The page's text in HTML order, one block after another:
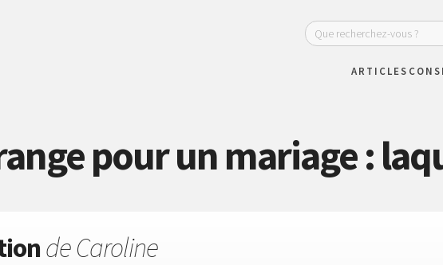
ARTICLES
pour un mariage :
de Caroline